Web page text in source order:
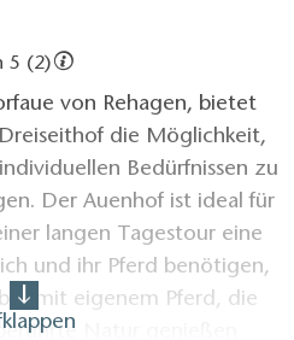
5 (2)
von Rehagen, bietet
die Möglichkeit,
Bedürfnissen zu
Der Auenhof ist ideal für
langen Tagestour eine
und ihr Pferd benötigen,
mit eigenem Pferd, die
Natur genießen